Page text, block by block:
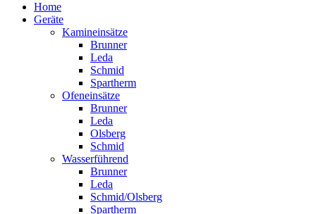
Home
Geräte
Kamineinsätze
Brunner
Leda
Schmid
Spartherm
Ofeneinsätze
Brunner
Leda
Olsberg
Schmid
Wasserführend
Brunner
Leda
Schmid/Olsberg
Spartherm